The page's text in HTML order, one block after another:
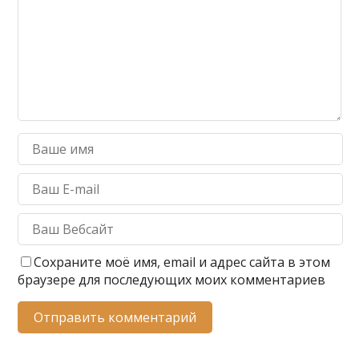
Сохраните моё имя, email и адрес сайта в этом
браузере для последующих моих комментариев